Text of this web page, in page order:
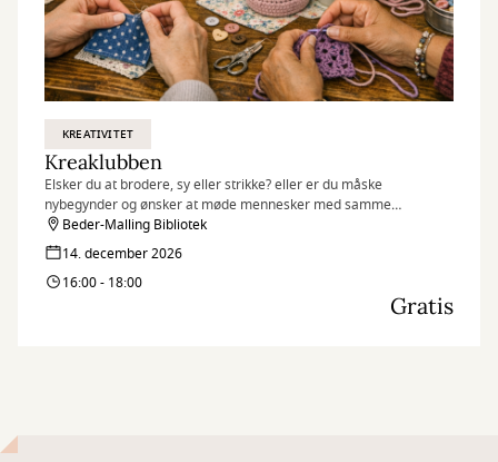
KREATIVITET
Kreaklubben
Elsker du at brodere, sy eller strikke? eller er du måske
nybegynder og ønsker at møde mennesker med samme
interesse?
Beder-Malling Bibliotek
14. december 2026
16:00 - 18:00
Gratis